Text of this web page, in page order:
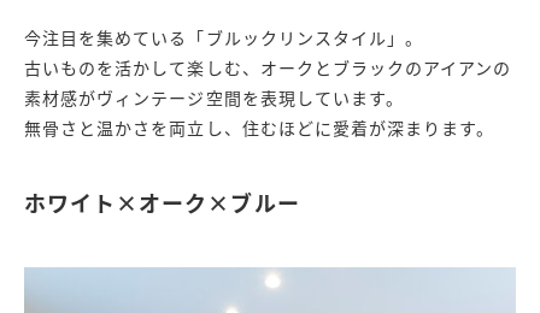
今注目を集めている「ブルックリンスタイル」。
古いものを活かして楽しむ、オークとブラックのアイアンの
素材感がヴィンテージ空間を表現しています。
無骨さと温かさを両立し、住むほどに愛着が深まります。
ホワイト×オーク×ブルー